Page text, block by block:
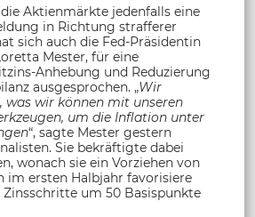
Aktienmärkte jedenfalls eine
in Richtung strafferer
sich auch die Fed-Präsidentin
Mester, für eine
Anhebung und Reduzierung
ausgesprochen. „Wir
was wir können mit unseren
um die Inflation unter
“, sagte Mester gestern
Sie bekräftigte dabei
wonach sie ein Vorziehen von
im ersten Halbjahr favorisiere
um 50 Basispunkte